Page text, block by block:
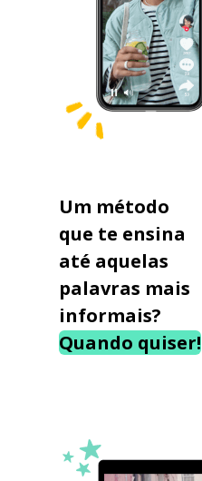
Um método
que te ensina
até aquelas
palavras mais
informais?
Quando quiser!